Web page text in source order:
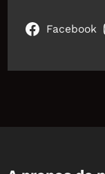
Facebook